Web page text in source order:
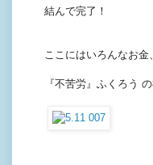
結んで完了！
ここにはいろんなお金
『不苦労』ふくろう